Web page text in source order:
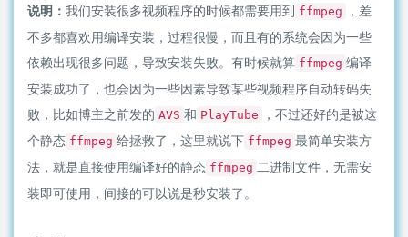
说明： 我们安装很多视频程序的时候都需要用到 ffmpeg
，差
不多都喜欢用编译安装，过程很慢，而且有的系统会因为一些
依赖出现很多问题，导致安装失败。有时候就算 ffmpeg 编译
安装成功了，也会因为一些因素导致某些视频程序自动转码失
败，比如博主之前发的 AVS 和 PlayTube
，不过还好的是被这
个静态 ffmpeg 给拯救了，这里就说下 ffmpeg 最简单安装方
法，就是直接使用编译好的静态 ffmpeg 二进制文件，无需安
装即可使用，间接的可以说是秒安装了。